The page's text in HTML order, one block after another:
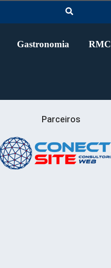
Gastronomia RMC
Parceiros